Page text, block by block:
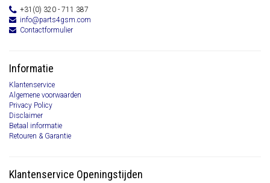
+31(0) 320 - 711 387
info@parts4gsm.com
Contactformulier
Informatie
Klantenservice
Algemene voorwaarden
Privacy Policy
Disclaimer
Betaal informatie
Retouren & Garantie
Klantenservice Openingstijden